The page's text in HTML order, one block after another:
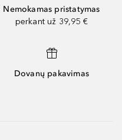
Nemokamas pristatymas
perkant už 39,95 €
Dovanų pakavimas